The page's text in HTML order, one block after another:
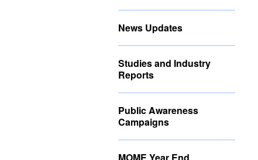
News Updates
Studies and Industry
Reports
Public Awareness
Campaigns